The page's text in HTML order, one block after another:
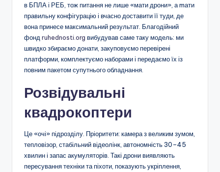
в БПЛА і РЕБ, тож питання не лише «мати дрони», а mати
правильну конфігурацію і вчасно доставити її туди, де
вона принесе максимальний результат. Благодійний
фонд ruhednosti.org вибудував саме таку модель: ми
швидко збираємо донати, закуповуємо перевірені
платформи, комплектуємо наборами і передаємо їх із
повним пакетом супутнього обладнання.
Розвідувальні
квадрокоптери
Це «очі» підрозділу. Пріоритети: камера з великим зумом,
тепловізор, стабільний відеолінк, автономність 30–45
хвилин і запас акумуляторів. Такі дрони виявляють
пересування техніки та піхоти, показують укріплення,